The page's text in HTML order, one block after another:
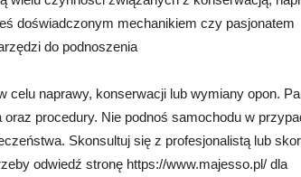
doświadczonym mechanikiem czy pasjonatem
do podnoszenia
celu naprawy, konserwacji lub wymiany opon.
procedury. Nie podnoś samochodu w
Skonsultuj się z profesjonalistą lub
odwiedź stronę https://www.majesso.pl/ dla